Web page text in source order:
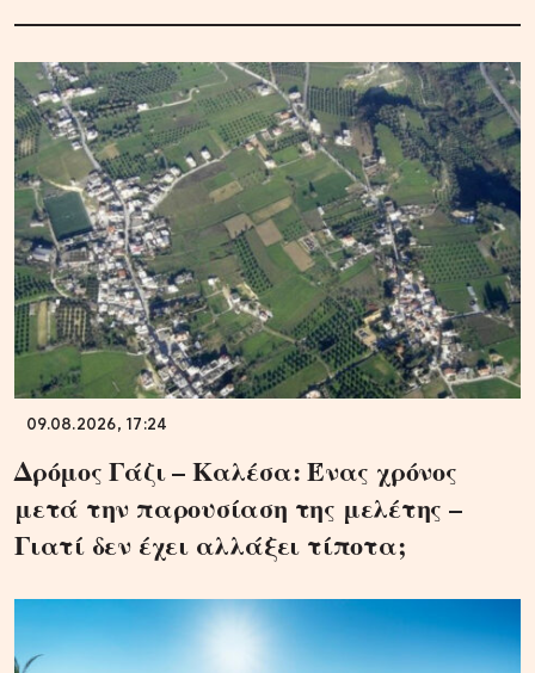
09.08.2026, 17:24
Δρόμος Γάζι – Καλέσα: Ένας χρόνος
μετά την παρουσίαση της μελέτης –
Γιατί δεν έχει αλλάξει τίποτα;